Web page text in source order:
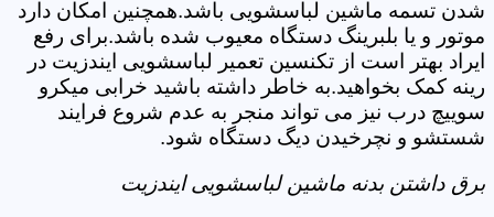
شدن تسمه ماشین لباسشویی باشد.همچنین امکان دارد
موتور و یا بلبرینگ دستگاه معیوب شده باشد.برای رفع
ایراد بهتر است از تکنسین تعمیر لباسشویی ایندزیت در
رینه کمک بخواهید.به خاطر داشته باشید خرابی میکرو
سوییچ درب نیز می تواند منجر به عدم شروع فرایند
شستشو و نچرخیدن دیگ دستگاه شود.
برق داشتن بدنه ماشین لباسشویی ایندزیت